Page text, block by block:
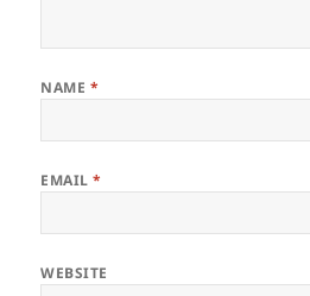
NAME *
EMAIL*
WEBSITE